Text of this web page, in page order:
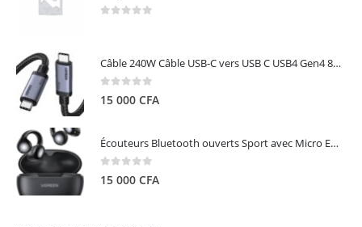
Câble 240W Câble USB-C vers USB C USB4 Gen4 80Gbps pour Thunderbolt 5/4/3, Premium 18K double écran triple 4K PD3.1 - UGREEN
0 out of 5
15 000 CFA
Écouteurs Bluetooth ouverts Sport avec Micro ENC IPX5 – HiTune S3 UGREEN 45785
0 out of 5
15 000 CFA